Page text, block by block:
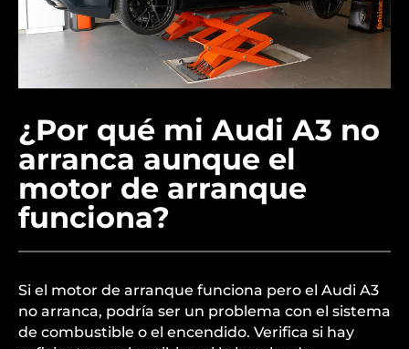
¿Por qué mi Audi A3 no
arranca aunque el
motor de arranque
funciona?
Si el motor de arranque funciona pero el Audi A3
no arranca, podría ser un problema con el sistema
de combustible o el encendido. Verifica si hay